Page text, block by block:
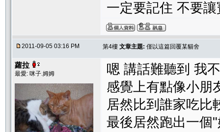
一定要記住 不要
2011-09-05 03:16 PM 第4樓 文章主題: 僅以這篇回覆某貓舍
蘿拉
最愛: 咪子.姆姆
嗯 講話難聽到 我
感覺上有點像小朋
居然比到誰家吃比
最後居然跑出一個